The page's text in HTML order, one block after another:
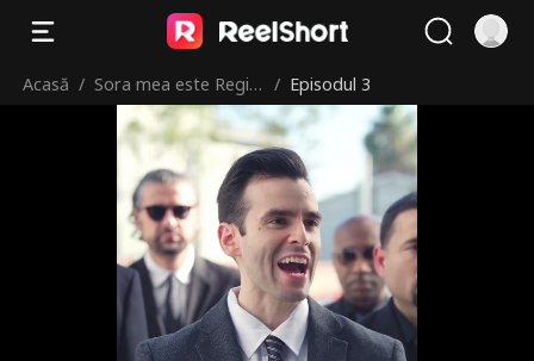
Acasă / Sora mea este Regin
a Războinică
/ Episodul 3